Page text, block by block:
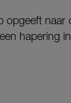
hapering